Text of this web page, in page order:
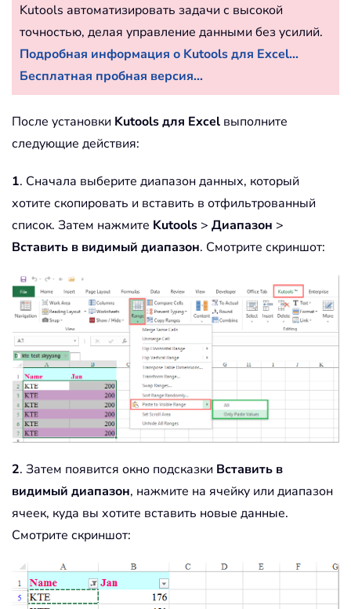
Kutools автоматизировать задачи с высокой
точностью, делая управление данными без усилий.
Подробная информация о Kutools для Excel...
Бесплатная пробная версия...
После установки Kutools для Excel выполните
следующие действия:
1. Сначала выберите диапазон данных, который
хотите скопировать и вставить в отфильтрованный
список. Затем нажмите Kutools > Диапазон >
Вставить в видимый диапазон. Смотрите скриншот:
2. Затем появится окно подсказки Вставить в
видимый диапазон, нажмите на ячейку или диапазон
ячеек, куда вы хотите вставить новые данные.
Смотрите скриншот: